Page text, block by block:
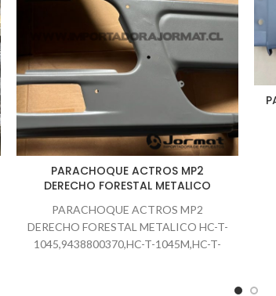
PARACHOQUE ACTROS MP2
DERECHO FORESTAL METALICO
PARACHOQUE ACTROS MP2
DERECHO FORESTAL METALICO HC-T-
1045,9438800370,HC-T-1045M,HC-T-